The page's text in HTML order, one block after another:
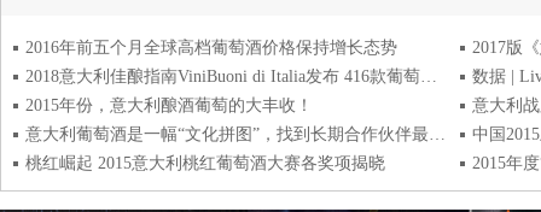
2016年前五个月全球高档葡萄酒价格保持增长态势
2018意大利佳酿指南ViniBuoni di Italia发布 416款葡萄酒入选
2015年份，意大利酿酒葡萄的大丰收！
意大利
意大利葡萄酒是一幅“文化拼图”，找到长期合作伙伴最具挑战
中国
桃红崛起 2015意大利桃红葡萄酒大赛各奖项揭晓
2015年